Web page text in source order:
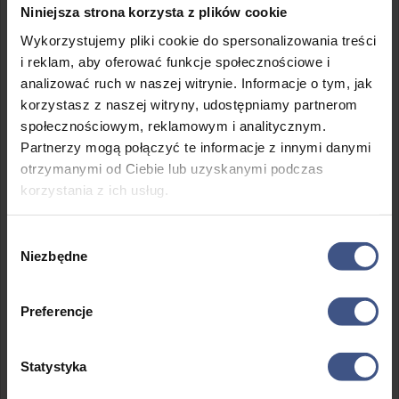
Niniejsza strona korzysta z plików cookie
Wykorzystujemy pliki cookie do spersonalizowania treści
i reklam, aby oferować funkcje społecznościowe i
analizować ruch w naszej witrynie. Informacje o tym, jak
korzystasz z naszej witryny, udostępniamy partnerom
społecznościowym, reklamowym i analitycznym.
Partnerzy mogą połączyć te informacje z innymi danymi
otrzymanymi od Ciebie lub uzyskanymi podczas
korzystania z ich usług.
zgody
Niezbędne
Preferencje
Statystyka
Na północnym krańcu miasta zobaczymy ruchome wydmy
wdzierające się w zabudowania. Ulice i domy częściowo
zasypane piaskiem tworzą niezwykły, malowniczy
krajobraz. Idealne miejsce na zdjęcia i refleksję nad siłą
natury.
🥑 Autentyczny Marokański Souk
Odwiedzimy lokalny targ, pełen świeżych owoców,
orzechów arganowych, warzyw i przypraw. Panuje tu
zgiełk, kontrasty i chaos: motocykle, osły, sprzedawcy
krzyczący ceny. To miejsce pokaże Wam prawdziwe,
🏖️ Atlantycki Plac Zabaw: Plaża i
Szeroka plaża Essaouiry to idealne miejsce dla miłośników
surfingu, windsurfingu i kitesurfingu. Plaża podzielona jest
silniejszych wiatrach. Na końcu plaży czekają przejażdżki